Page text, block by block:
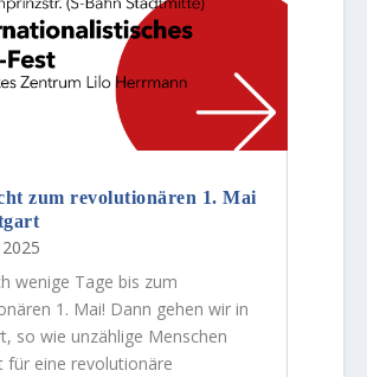
zum revolutionären 1. Mai
wenige Tage bis zum
1. Mai! Dann gehen wir in
so wie unzählige Menschen
für eine revolutionäre